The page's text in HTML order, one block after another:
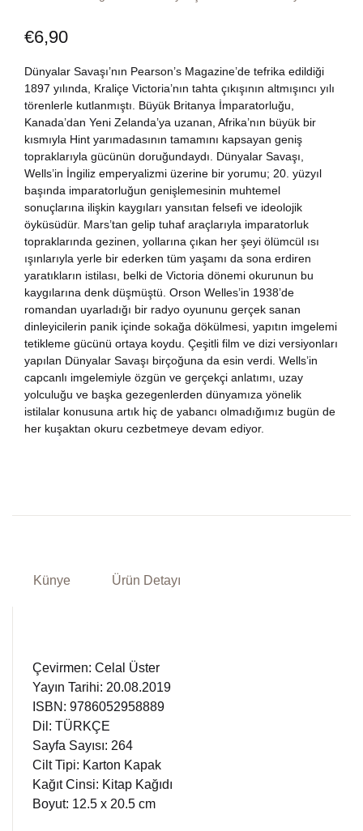
Edebiyat
Felsefe
Fransızca
Ingilizce
Kişisel Gelişim
Psikoloji
Siyasi
Tarih
Kitap Siparişi
Sepetim
Bize Ulaşın
TR
DE
€6,90
Dünyalar Savaşı’nın Pearson’s Magazine’de tefrika edildiği
1897 yılında, Kraliçe Victoria’nın tahta çıkışının altmışıncı yılı
törenlerle kutlanmıştı. Büyük Britanya İmparatorluğu,
Kanada’dan Yeni Zelanda’ya uzanan, Afrika’nın büyük bir
kısmıyla Hint yarımadasının tamamını kapsayan geniş
topraklarıyla gücünün doruğundaydı. Dünyalar Savaşı,
Wells’in İngiliz emperyalizmi üzerine bir yorumu; 20. yüzyıl
başında imparatorluğun genişlemesinin muhtemel
sonuçlarına ilişkin kaygıları yansıtan felsefi ve ideolojik
öyküsüdür. Mars’tan gelip tuhaf araçlarıyla imparatorluk
topraklarında gezinen, yollarına çıkan her şeyi ölümcül ısı
ışınlarıyla yerle bir ederken tüm yaşamı da sona erdiren
yaratıkların istilası, belki de Victoria dönemi okurunun bu
kaygılarına denk düşmüştü. Orson Welles’in 1938’de
romandan uyarladığı bir radyo oyununu gerçek sanan
dinleyicilerin panik içinde sokağa dökülmesi, yapıtın imgelemi
tetikleme gücünü ortaya koydu. Çeşitli film ve dizi versiyonları
yapılan Dünyalar Savaşı birçoğuna da esin verdi. Wells’in
capcanlı imgelemiyle özgün ve gerçekçi anlatımı, uzay
yolculuğu ve başka gezegenlerden dünyamıza yönelik
istilalar konusuna artık hiç de yabancı olmadığımız bugün de
her kuşaktan okuru cezbetmeye devam ediyor.
Künye Ürün Detayı
Çevirmen: Celal Üster
Yayın Tarihi: 20.08.2019
ISBN: 9786052958889
Dil: TÜRKÇE
Sayfa Sayısı: 264
Cilt Tipi: Karton Kapak
Kağıt Cinsi: Kitap Kağıdı
Boyut: 12.5 x 20.5 cm